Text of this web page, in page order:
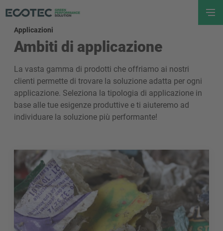
Applicazioni
Ambiti di applicazione
La vasta gamma di prodotti che offriamo ai nostri
clienti permette di trovare la soluzione adatta per ogni
applicazione. Seleziona la tipologia di applicazione in
base alle tue esigenze produttive e ti aiuteremo ad
individuare la soluzione più performante!